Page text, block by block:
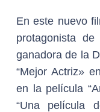
En este nuevo
protagonista
ganadora de la
“Mejor Actriz»
en la película
“Una película